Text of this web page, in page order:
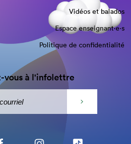
Vidéos et balados
Espace enseignant·e⋅s
Politique de confidentialité
vous à l'infolettre